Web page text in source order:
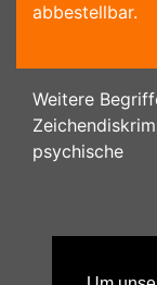
abbestellbar.
Weitere
psychische